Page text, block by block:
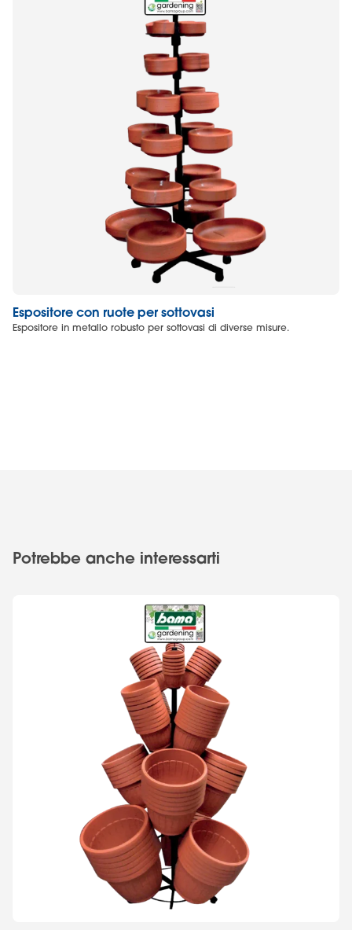
Espositore con ruote per sottovasi
Espositore in metallo robusto per sottovasi di diverse misure.
Potrebbe anche interessarti